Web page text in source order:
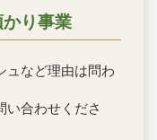
り事業
ュなど理由は問わ
い合わせくださ